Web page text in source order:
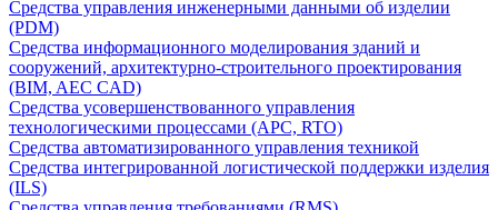
Средства управления инженерными данными об изделии
(PDM)
Средства информационного моделирования зданий и
сооружений, архитектурно-строительного проектирования
(BIM, AEC CAD)
Средства усовершенствованного управления
технологическими процессами (APC, RTO)
Средства автоматизированного управления техникой
Средства интегрированной логистической поддержки изделия
(ILS)